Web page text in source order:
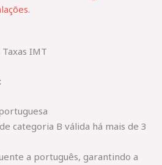
.
IMT
categoria B válida há mais de 3
a português, garantindo a